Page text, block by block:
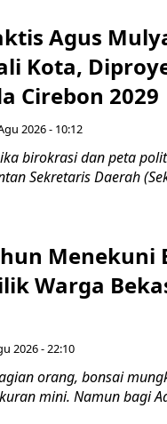
Agus
Kota,
Cirebon 2029
2026 - 10:12
birokrasi dan peta
Sekretaris Daerah
Menekuni
Warga
2026 - 22:10
orang, bonsai
mini. Namun bagi